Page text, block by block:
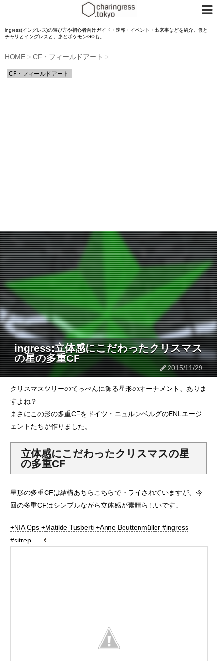
ingress(イングレス)の遊び方や初心者向けガイド・速報・イベント・出来事などを紹介。僕と
チャリとイングレスと。あとポケモンGOも。
HOME > CF・フィールドアート >
CF・フィールドアート
ingress:立体感にこだわったクリスマス
の星の多重CF
2015/11/29
クリスマスツリーのてっぺんに飾る星形のオーナメント、ありま
すよね？
まさにこの形の多重CFをドイツ・ニュルンベルグのENLエージ
ェントたちが作りました。
立体感にこだわったクリスマスの星
の多重CF
星形の多重CFは結構あちらこちらでトライされていますが、今
回の多重CFはシンプルながら立体感が素晴らしいです。
+NIA Ops +Matilde Tusberti +Anne Beuttenmüller #ingress
#sitrep …